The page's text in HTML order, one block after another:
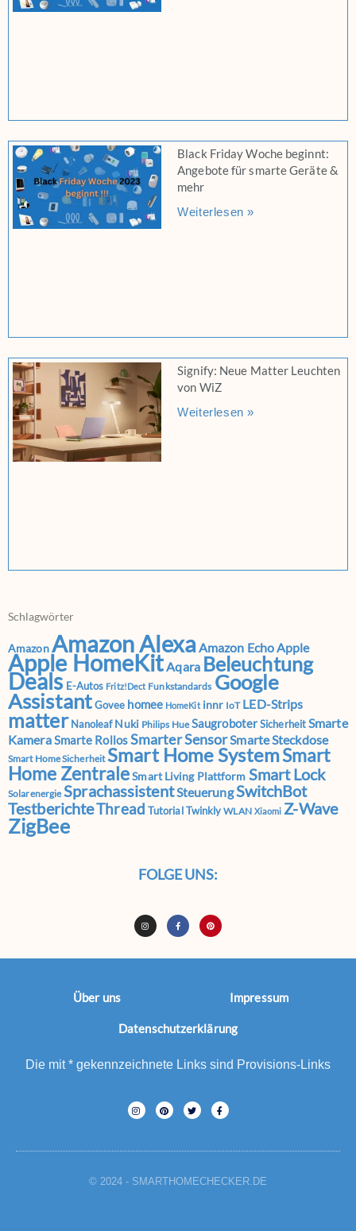
Black Friday Woche beginnt:
Angebote für smarte Geräte &
mehr
Weiterlesen »
Signify: Neue Matter Leuchten
von WiZ
Weiterlesen »
Schlagwörter
AmazonAmazon AlexaAmazon EchoApple
Apple HomeKitAqara Beleuchtung
Deals E-Autos Fritz!Dect Funkstandards Google
AssistantGovee homee HomeKit innr IoT LED-Strips
matter Nanoleaf Nuki Philips Hue SaugroboterSicherheitSmarte
KameraSmarte RollosSmarter SensorSmarte Steckdose
Smart Home Sicherheit Smart Home SystemSmart
Home ZentraleSmart Living Plattform Smart Lock
Solarenergie SprachassistentSteuerungSwitchBot
TestberichteThread Tutorial Twinkly WLAN Xiaomi Z-Wave
ZigBee
FOLGE UNS:
Über uns Impressum
Datenschutzerklärung
Die mit * gekennzeichnete Links sind Provisions-Links
© 2024 - SMARTHOMECHECKER.DE